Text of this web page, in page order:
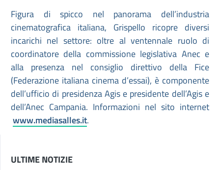
Figura di spicco nel panorama dell’industria
cinematografica italiana, Grispello ricopre diversi
incarichi nel settore: oltre al ventennale ruolo di
coordinatore della commissione legislativa Anec e
alla presenza nel consiglio direttivo della Fice
(Federazione italiana cinema d’essai), è componente
dell’ufficio di presidenza Agis e presidente dell’Agis e
dell’Anec Campania. Informazioni nel sito internet
www.mediasalles.it.
ULTIME NOTIZIE